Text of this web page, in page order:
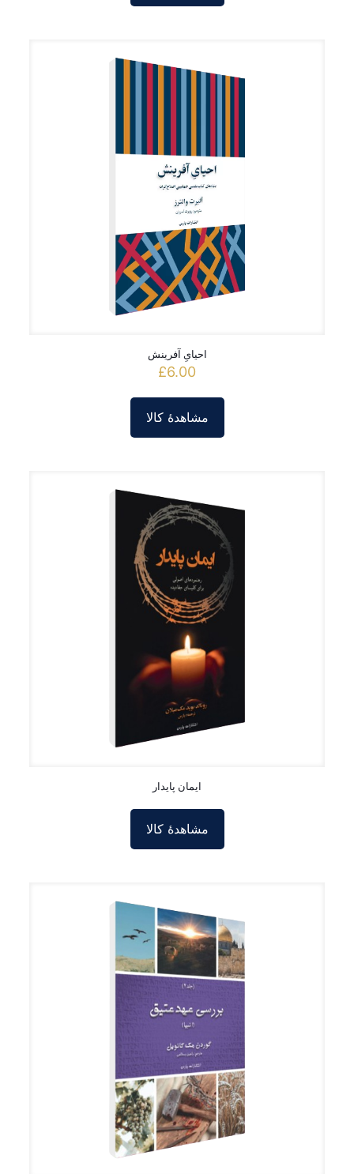
احیایِ آفرینش
£6.00
مشاهدۀ کالا
ایمان پایدار
مشاهدۀ کالا